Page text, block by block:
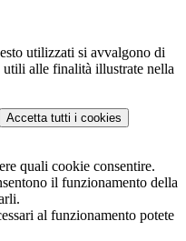
utilizzati si avvalgono di
utili alle finalità illustrate nella
Accetta tutti i cookies
quali cookie consentire.
il funzionamento della
al funzionamento potete